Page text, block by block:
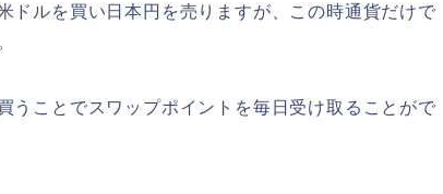
ドルを買い日本円を売りますが、この時通貨だけで
うことでスワップポイントを毎日受け取ることがで